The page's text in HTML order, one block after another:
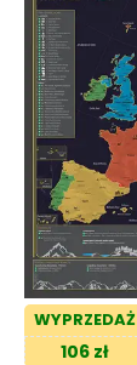
WYPRZEDAŻ
106 zł